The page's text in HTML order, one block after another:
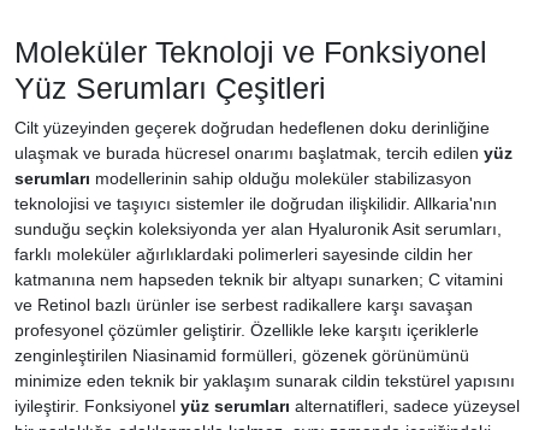
Moleküler Teknoloji ve Fonksiyonel
Yüz Serumları Çeşitleri
Cilt yüzeyinden geçerek doğrudan hedeflenen doku derinliğine
ulaşmak ve burada hücresel onarımı başlatmak, tercih edilen yüz
serumları modellerinin sahip olduğu moleküler stabilizasyon
teknolojisi ve taşıyıcı sistemler ile doğrudan ilişkilidir. Allkaria'nın
sunduğu seçkin koleksiyonda yer alan Hyaluronik Asit serumları,
farklı moleküler ağırlıklardaki polimerleri sayesinde cildin her
katmanına nem hapseden teknik bir altyapı sunarken; C vitamini
ve Retinol bazlı ürünler ise serbest radikallere karşı savaşan
profesyonel çözümler geliştirir. Özellikle leke karşıtı içeriklerle
zenginleştirilen Niasinamid formülleri, gözenek görünümünü
minimize eden teknik bir yaklaşım sunarak cildin tekstürel yapısını
iyileştirir. Fonksiyonel yüz serumları alternatifleri, sadece yüzeysel